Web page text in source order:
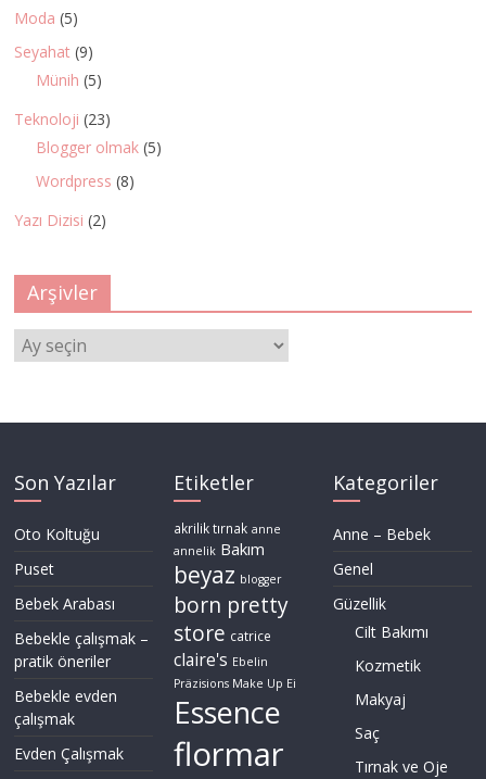
Moda (5)
Seyahat (9)
Münih (5)
Teknoloji (23)
Blogger olmak (5)
Wordpress (8)
Yazı Dizisi (2)
Arşivler
Arşivler
Son Yazılar
Oto Koltuğu
Puset
Bebek Arabası
Bebekle çalışmak –
pratik öneriler
Bebekle evden
çalışmak
Evden Çalışmak
Etiketler
akrilik tırnak anne
annelik Bakım
beyaz blogger
born pretty
store catrice
claire's Ebelin
Präzisions Make Up Ei
Essence
flormar
Kategoriler
Anne – Bebek
Genel
Güzellik
Cilt Bakımı
Kozmetik
Makyaj
Saç
Tırnak ve Oje